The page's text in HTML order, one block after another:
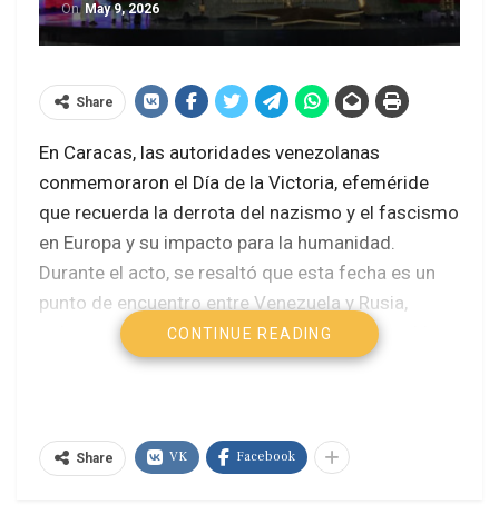
On May 9, 2026
Share
En Caracas, las autoridades venezolanas
conmemoraron el Día de la Victoria, efeméride
que recuerda la derrota del nazismo y el fascismo
en Europa y su impacto para la humanidad.
Durante el acto, se resaltó que esta fecha es un
punto de encuentro entre Venezuela y Rusia,
países que reivindican la memoria de los pueblos
que enfrentaron a las potencias totalitarias del
Portavoces del gobierno subrayaron que el Día de
la Victoria no es solo un hecho del pasado, sino
CONTINUE READING
Share VK Facebook